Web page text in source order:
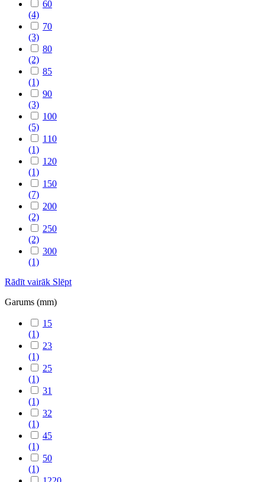
60
(4)
70
(3)
80
(2)
85
(1)
90
(3)
100
(5)
110
(1)
120
(1)
150
(7)
200
(2)
250
(2)
300
(1)
Rādīt vairāk Slēpt
Garums (mm)
15
(1)
23
(1)
25
(1)
31
(1)
32
(1)
45
(1)
50
(1)